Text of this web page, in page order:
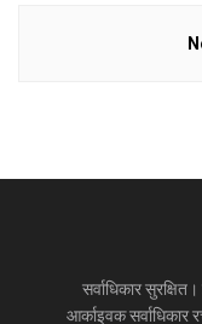
सर्वाधिकार
आर्काइवक सर्वाधिकार